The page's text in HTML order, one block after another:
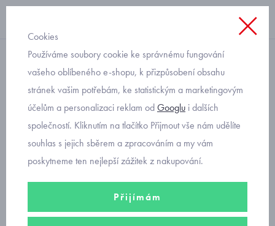
s dlouhým rukávem
dětské tričko s karavanem
Mayoral 4023-64
Cookies
Používáme soubory cookie ke správnému fungování
vašeho oblíbeného e-shopu, k přizpůsobení obsahu
stránek vašim potřebám, ke statistickým a marketingovým
účelům a personalizaci reklam odGooglu i dalších
společností. Kliknutím na tlačítko Přijmout vše nám udělíte
souhlas s jejich sběrem a zpracováním a my vám
poskytneme ten nejlepší zážitek z nakupování.
Přijímám